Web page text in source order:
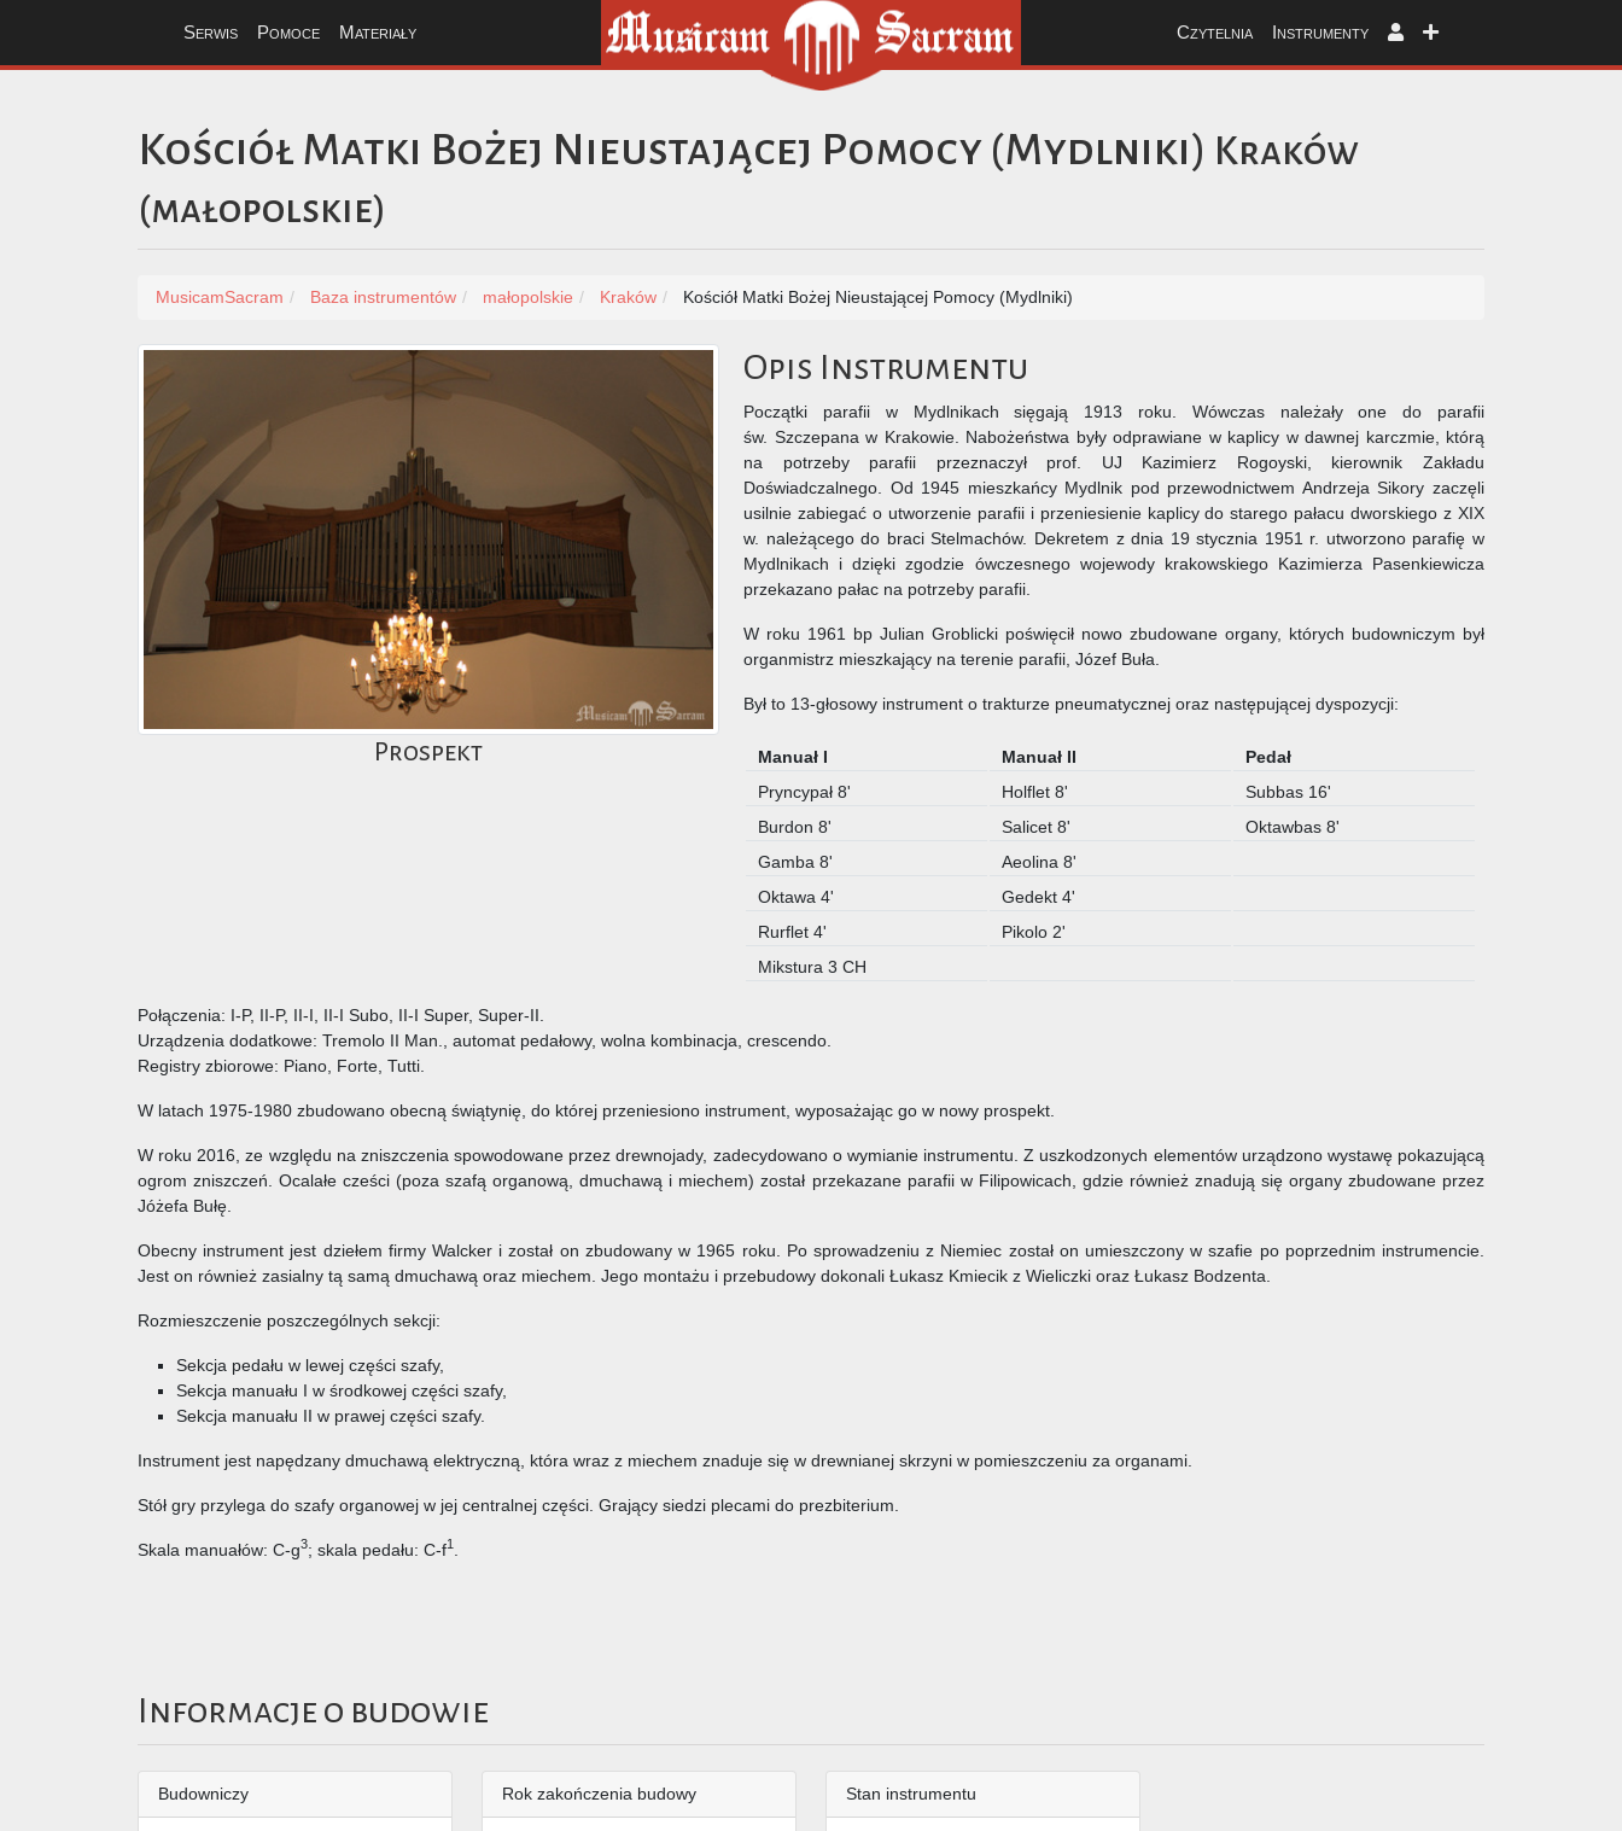
Serwis Pomoce Materiały Czytelnia Instrumenty
Kościół Matki Bożej Nieustającej Pomocy (Mydlniki) Kraków
(małopolskie)
MusicamSacram Baza instrumentów małopolskie Kraków Kościół Matki Bożej Nieustającej Pomocy (Mydlniki)
Prospekt
Opis Instrumentu
Początki parafii w Mydlnikach sięgają 1913 roku. Wówczas należały one do parafii
św. Szczepana w Krakowie. Nabożeństwa były odprawiane w kaplicy w dawnej karczmie, którą
na potrzeby parafii przeznaczył prof. UJ Kazimierz Rogoyski, kierownik Zakładu
Doświadczalnego. Od 1945 mieszkańcy Mydlnik pod przewodnictwem Andrzeja Sikory zaczęli
usilnie zabiegać o utworzenie parafii i przeniesienie kaplicy do starego pałacu dworskiego z XIX
w. należącego do braci Stelmachów. Dekretem z dnia 19 stycznia 1951 r. utworzono parafię w
Mydlnikach i dzięki zgodzie ówczesnego wojewody krakowskiego Kazimierza Pasenkiewicza
przekazano pałac na potrzeby parafii.
W roku 1961 bp Julian Groblicki poświęcił nowo zbudowane organy, których budowniczym był
organmistrz mieszkający na terenie parafii, Józef Buła.
Był to 13-głosowy instrument o trakturze pneumatycznej oraz następującej dyspozycji:
Manuał I Manuał II
Pedał
Pryncypał 8'
Holflet 8'
Subbas 16'
Burdon 8'
Salicet 8'
Oktawbas 8'
Gamba 8'
Aeolina 8'
Oktawa 4'
Gedekt 4'
Rurflet 4'
Pikolo 2'
Mikstura 3 CH
Połączenia: I-P, II-P, II-I, II-I Subo, II-I Super, Super-II.
Urządzenia dodatkowe: Tremolo II Man., automat pedałowy, wolna kombinacja, crescendo.
Registry zbiorowe: Piano, Forte, Tutti.
W latach 1975-1980 zbudowano obecną świątynię, do której przeniesiono instrument, wyposażając go w nowy prospekt.
W roku 2016, ze względu na zniszczenia spowodowane przez drewnojady, zadecydowano o wymianie instrumentu. Z uszkodzonych elementów urządzono wystawę pokazującą
ogrom zniszczeń. Ocalałe cześci (poza szafą organową, dmuchawą i miechem) został przekazane parafii w Filipowicach, gdzie również znadują się organy zbudowane przez
Jóżefa Bułę.
Obecny instrument jest dziełem firmy Walcker i został on zbudowany w 1965 roku. Po sprowadzeniu z Niemiec został on umieszczony w szafie po poprzednim instrumencie.
Jest on również zasialny tą samą dmuchawą oraz miechem. Jego montażu i przebudowy dokonali Łukasz Kmiecik z Wieliczki oraz Łukasz Bodzenta.
Rozmieszczenie poszczególnych sekcji:
Sekcja pedału w lewej części szafy,
Sekcja manuału I w środkowej części szafy,
Sekcja manuału II w prawej części szafy.
Instrument jest napędzany dmuchawą elektryczną, która wraz z miechem znaduje się w drewnianej skrzyni w pomieszczeniu za organami.
Stół gry przylega do szafy organowej w jej centralnej części. Grający siedzi plecami do prezbiterium.
Skala manuałów: C-g3; skala pedału: C-f1
Informacje o budowie
Budowniczy Rok zakończenia budowy Stan instrumentu